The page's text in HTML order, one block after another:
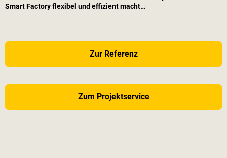
Smart Factory flexibel und effizient macht…
Zur Referenz
Zum Projektservice